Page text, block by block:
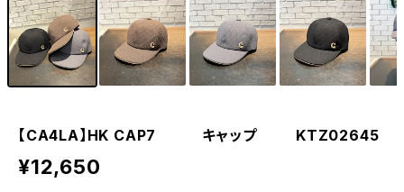
【CA4LA】HK CAP7 キャップ KTZ02645
¥12,650